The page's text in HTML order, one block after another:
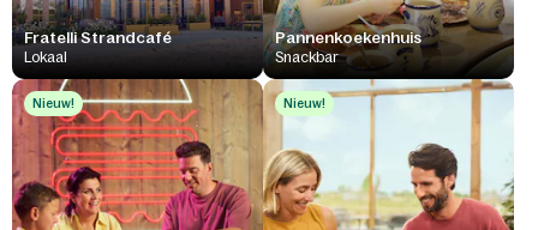
Fratelli Strandcafé
Lokaal
Pannenkoekenhuis
Snackbar
Nieuw! Nieuw!